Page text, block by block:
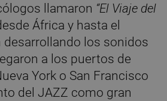
llamaron “El Viaje del
África y hasta el
desarrollando los sonidos
a los puertos de
York o San Francisco
del JAZZ como gran